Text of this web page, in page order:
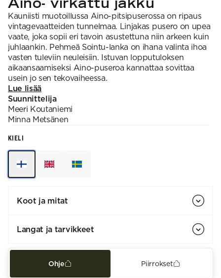
Kauniisti muotoillussa Aino-pitsipuserossa on ripaus
vintagevaatteiden tunnelmaa. Linjakas pusero on upea
vaate, joka sopii eri tavoin asustettuna niin arkeen kuin
juhlaankin. Pehmeä Sointu-lanka on ihana valinta ihoa
vasten tuleviin neuleisiin. Istuvan lopputuloksen
aikaansaamiseksi Aino-puseroa kannattaa sovittaa
usein jo sen tekovaiheessa.
Lue lisää
Suunnittelija
Meeri Koutaniemi
Minna Metsänen
KIELI
Koot ja mitat
Langat ja tarvikkeet
Ohje Piirrokset